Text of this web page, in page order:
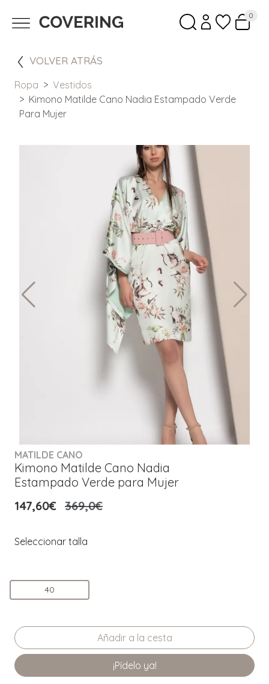
0
VOLVER ATRÁS
Ropa
Vestidos
Kimono Matilde Cano Nadia Estampado Verde
Para Mujer
MATILDE CANO
Kimono Matilde Cano Nadia
Estampado Verde para Mujer
147,60€ 369,0€
Seleccionar talla
40
¡Pídelo ya!